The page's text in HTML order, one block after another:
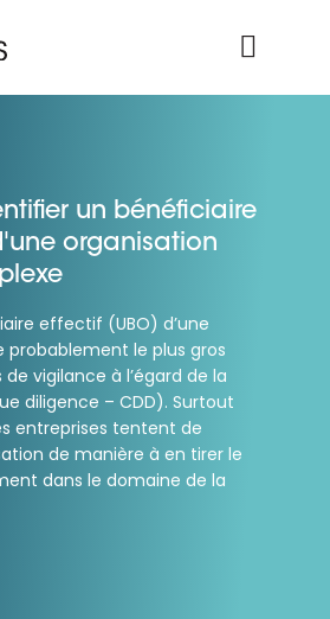
un bénéficiaire
organisation
effectif (UBO) d’une
le plus gros
vigilance à l’égard de la
diligence – CDD). Surtout
entreprises tentent de
de manière à en tirer le
dans le domaine de la